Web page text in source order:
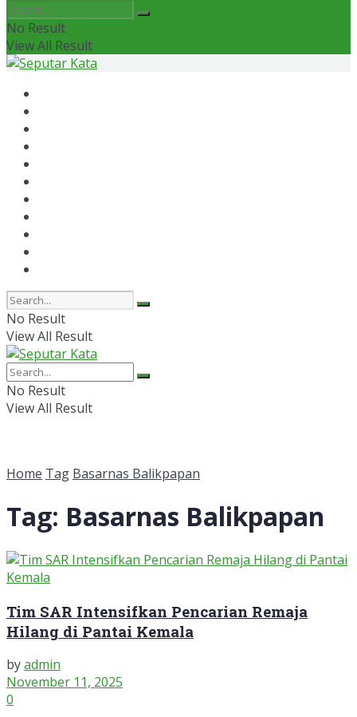
No Result
View All Result
No Result
View All Result
No Result
View All Result
Home Tag Basarnas Balikpapan
Tag: Basarnas Balikpapan
Tim SAR Intensifkan Pencarian Remaja
Hilang di Pantai Kemala
byadmin
November 11, 2025
0